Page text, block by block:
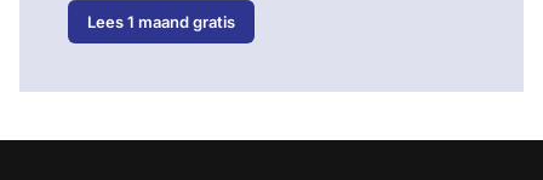
Lees 1 maand gratis